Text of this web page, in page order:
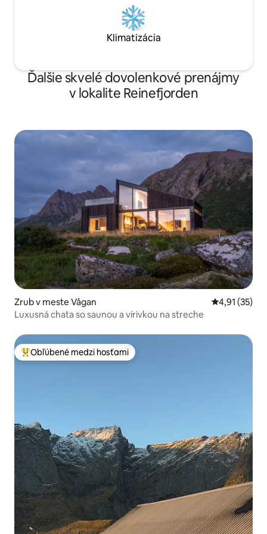
Klimatizácia
Ďalšie skvelé dovolenkové prenájmy
v lokalite Reinefjorden
Zrub v meste Vågan Priemerné
4,91 (35)
Luxusná chata so saunou a vírivkou na streche
Najobľúbenejšie medzi hosťami
Obľúbené medzi hosťami